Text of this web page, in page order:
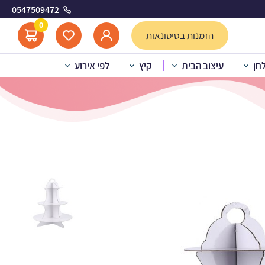
0547509472
הזמנות בסיטונאות
0
עיצוב הבית קיץ לפי אירוע – לבן